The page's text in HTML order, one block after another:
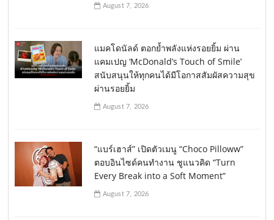
August 7, 2026
แมคโดนัลด์ ตอกย้ำพลังแห่งรอยยิ้ม ผ่าน
แคมเปญ ‘McDonald’s Touch of Smile’
สนับสนุนให้ทุกคนได้มีโอกาสสัมผัสความสุข
ผ่านรอยยิ้ม
August 7, 2026
“แบร์เฮาส์” เปิดตัวเมนู “Choco Pilloww”
ตอบอินไซด์คนทำงาน ชูแนวคิด “Turn
Every Break into a Soft Moment”
August 7, 2026